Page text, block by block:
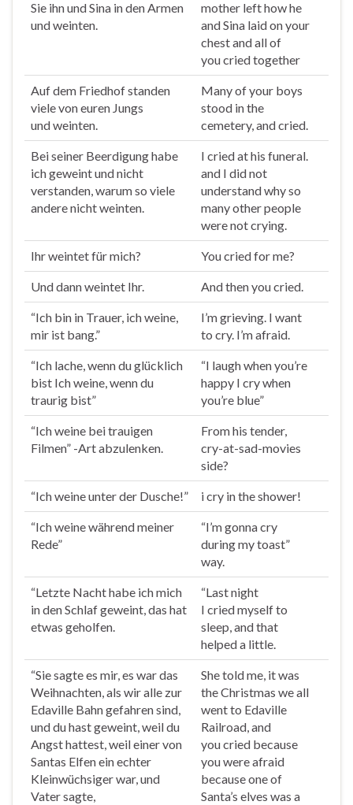
Sie ihn und Sina in den Armen
undweinten.
mother left how he
and Sina laid on your
chest and all of
youcriedtogether
Auf dem Friedhof standen
viele von euren Jungs
undweinten.
Many of your boys
stood in the
cemetery, andcried.
Bei seiner Beerdigung habe
ich geweint und nicht
verstanden, warum so viele
andere nichtweinten.
I criedat his funeral.
and I did not
understand why so
many other people
were not crying.
Ihrweintetfür mich? Youcriedfor me?
Und dannweintet Ihr. And then youcried.
“Ich bin in Trauer, ichweine,
mir ist bang.”
I’m grieving. I want
to cry. I’m afraid.
“Ich lache, wenn du glücklich
bist Ichweine, wenn du
traurig bist”
“I laugh when you’re
happy I cry when
you’re blue”
“Ichweine bei trauigen
Filmen” -Art abzulenken.
From his tender,
cry-at-sad-movies
side?
“Ichweineunter der Dusche!” i cry in the shower!
“Ichweinewährend meiner
Rede”
“I’m gonna cry
during my toast”
way.
“Letzte Nacht habe ich mich
in den Schlafgeweint, das hat
etwas geholfen.
“Last night
I criedmyself to
sleep, and that
helped a little.
“Sie sagte es mir, es war das
Weihnachten, als wir alle zur
Edaville Bahn gefahren sind,
und du hastgeweint, weil du
Angst hattest, weil einer von
Santas Elfen ein echter
Kleinwüchsiger war, und
Vater sagte,
She told me, it was
the Christmas we all
went to Edaville
Railroad, and
youcried because
you were afraid
because one of
Santa’s elves was a